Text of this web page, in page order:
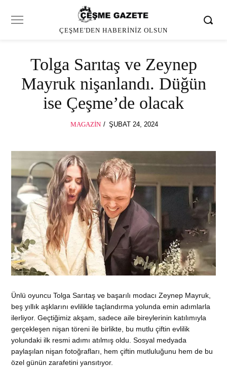
ÇEŞME'DEN HABERINIZ OLSUN
Tolga Sarıtaş ve Zeynep
Mayruk nişanlandı. Düğün
ise Çeşme’de olacak
MAGAZIN
POSTED
ŞUBAT 24, 2024
Ünlü oyuncu Tolga Sarıtaş ve başarılı modacı Zeynep Mayruk,
beş yıllık aşklarını evlilikle taçlandırma yolunda emin adımlarla
ilerliyor. Geçtiğimiz akşam, sadece aile bireylerinin katılımıyla
gerçekleşen nişan töreni ile birlikte, bu mutlu çiftin evlilik
yolundaki ilk resmi adımı atılmış oldu. Sosyal medyada
paylaşılan nişan fotoğrafları, hem çiftin mutluluğunu hem de bu
özel günün zarafetini yansıtıyor.